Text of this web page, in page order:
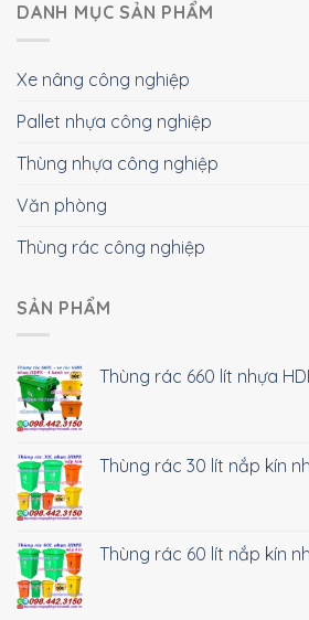
DANH MỤC SẢN PHẨM
Xe nâng công nghiệp
Pallet nhựa công nghiệp
Thùng nhựa công nghiệp
Văn phòng
Thùng rác công nghiệp
SẢN PHẨM
Thùng rác 660 lít nhựa
Thùng rác 30 lít nắp kín
Thùng rác 60 lít nắp kín